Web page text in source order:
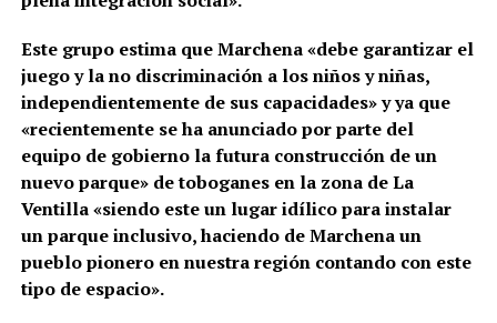
Este grupo estima que Marchena «debe garantizar el
juego y la no discriminación a los niños y niñas,
independientemente de sus capacidades» y ya que
«recientemente se ha anunciado por parte del
equipo de gobierno la futura construcción de un
nuevo parque» de toboganes en la zona de La
Ventilla«siendo este un lugar idílico para instalar
un parque inclusivo, haciendo de Marchena un
pueblo pionero en nuestra región contando con este
tipo de espacio».